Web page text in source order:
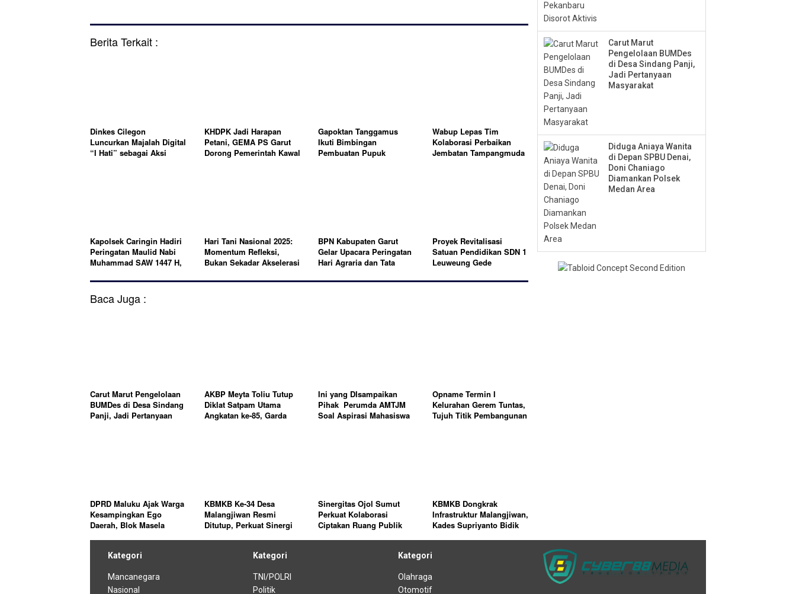
Berita Terkait :
Dinkes Cilegon
Luncurkan Majalah Digital
“I Hati” sebagai Aksi
KHDPK Jadi Harapan
Petani, GEMA PS Garut
Dorong Pemerintah Kawal
Gapoktan Tanggamus
Ikuti Bimbingan
Pembuatan Pupuk
Wabup Lepas Tim
Kolaborasi Perbaikan
Jembatan Tampangmuda
Kapolsek Caringin Hadiri
Peringatan Maulid Nabi
Muhammad SAW 1447 H,
Kamtibmas
Hari Tani Nasional 2025:
Momentum Refleksi,
Bukan Sekadar Akselerasi
BPN Kabupaten Garut
Gelar Upacara Peringatan
Hari Agraria dan Tata
Proyek Revitalisasi
Satuan Pendidikan SDN 1
Leuweung Gede
Abaikan K3
Baca Juga :
Carut Marut Pengelolaan
BUMDes di Desa Sindang
Panji, Jadi Pertanyaan
AKBP Meyta Toliu Tutup
Diklat Satpam Utama
Angkatan ke-85, Garda
Ini yang DIsampaikan
Pihak Perumda AMTJM
Soal Aspirasi Mahasiswa
Opname Termin I
Kelurahan Gerem Tuntas,
Tujuh Titik Pembangunan
DPRD Maluku Ajak Warga
Kesampingkan Ego
Daerah, Blok Masela
KBMKB Ke-34 Desa
Malangjiwan Resmi
Ditutup, Perkuat Sinergi
Pembangunan Desa
Sinergitas Ojol Sumut
Perkuat Kolaborasi
Ciptakan Ruang Publik
KBMKB Dongkrak
Infrastruktur Malangjiwan,
Kades Supriyanto Bidik
Carut Marut
Pengelolaan BUMDes
di Desa Sindang Panji,
Jadi Pertanyaan
Masyarakat
Diduga Aniaya Wanita
di Depan SPBU Denai,
Doni Chaniago
Diamankan Polsek
Medan Area
Kategori
Mancanegara
Nasional
Kategori
TNI/POLRI
Politik
Kategori
Olahraga
Otomotif